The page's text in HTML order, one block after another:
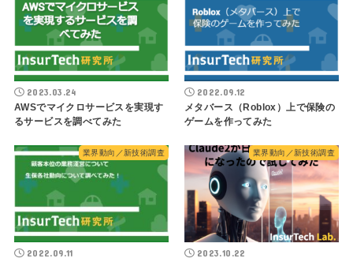
2023.03.24
AWSでマイクロサービスを実現す
るサービスを調べてみた
2022.09.12
メタバース（Roblox）上で保険の
ゲームを作ってみた
業界動向／新技術調査
2022.09.11
業界動向／新技術調査
2023.10.22